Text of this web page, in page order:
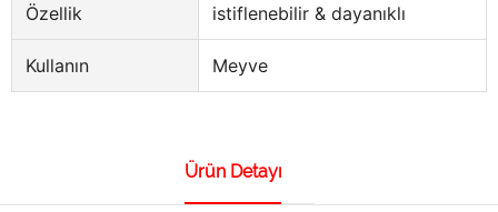
Özellik istiflenebilir & dayanıklı
Kullanın Meyve
Ürün Detayı